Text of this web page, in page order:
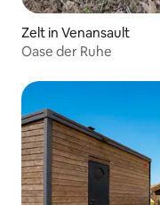
Zelt in Venansault
Oase der Ruhe